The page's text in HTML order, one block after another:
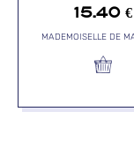
15.40 €
MADEMOISELLE DE